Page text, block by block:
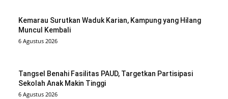
Kemarau Surutkan Waduk Karian, Kampung yang Hilang
Muncul Kembali
6 Agustus 2026
Tangsel Benahi Fasilitas PAUD, Targetkan Partisipasi
Sekolah Anak Makin Tinggi
6 Agustus 2026